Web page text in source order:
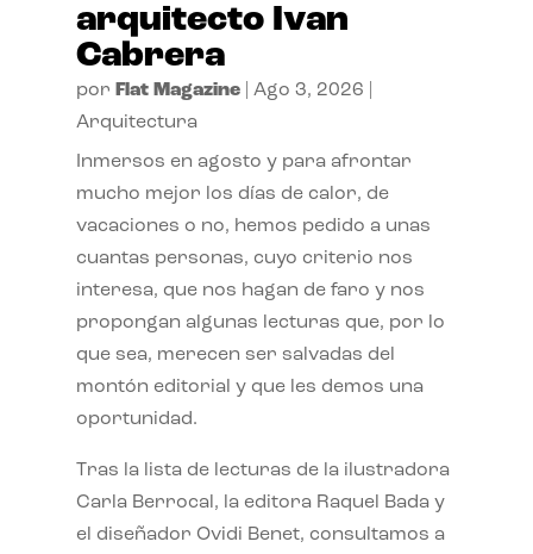
arquitecto Ivan
Cabrera
por Flat Magazine| Ago 3, 2026
Arquitectura
Inmersos en agosto y para afrontar
mucho mejor los días de calor, de
vacaciones o no, hemos pedido a unas
cuantas personas, cuyo criterio nos
interesa, que nos hagan de faro y nos
propongan algunas lecturas que, por lo
que sea, merecen ser salvadas del
montón editorial y que les demos una
oportunidad.
Tras la lista de lecturas de la ilustradora
Carla Berrocal, la editora Raquel Bada y
el diseñador Ovidi Benet, consultamos a